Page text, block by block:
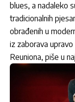
blues, a nadaleko
tradicionalnih
obrađenih u
iz zaborava
Reuniona, piše u